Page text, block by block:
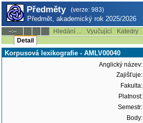
Předměty (verze: 983)
Předmět, akademický rok 2025/2026
--:-- Hledání ... Vyučující Katedry
Detail
Korpusová lexikografie - AMLV00040
Anglický název:
Zajišťuje:
Fakulta:
Platnost:
Semestr:
Body: